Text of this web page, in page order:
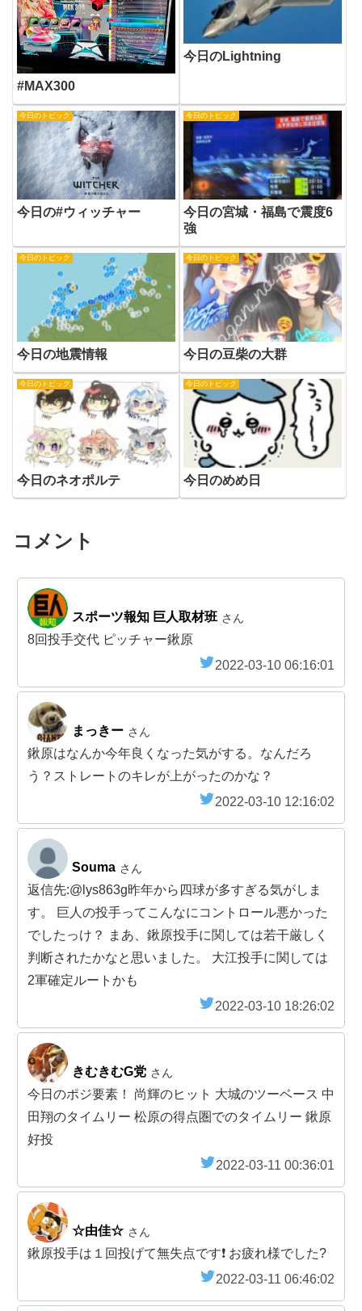
#MAX300
今日のLightning
今日のトピック
今日の#ウィッチャー
今日のトピック
今日の宮城・福島で震度6
強
今日のトピック
今日の地震情報
今日のトピック
今日の豆柴の大群
今日のトピック
今日のネオポルテ
今日のトピック
今日のめめ日
コメント
スポーツ報知 巨人取材班 さん
8回投手交代 ピッチャー鍬原
2022-03-10 06:16:01
まっきー さん
鍬原はなんか今年良くなった気がする。なんだろ
う？ストレートのキレが上がったのかな？
2022-03-10 12:16:02
Souma さん
返信先:@lys863g昨年から四球が多すぎる気がしま
す。 巨人の投手ってこんなにコントロール悪かった
でしたっけ？ まあ、鍬原投手に関しては若干厳しく
判断されたかなと思いました。 大江投手に関しては
2軍確定ルートかも
2022-03-10 18:26:02
きむきむG党 さん
今日のポジ要素！ 尚輝のヒット 大城のツーベース 中
田翔のタイムリー 松原の得点圏でのタイムリー 鍬原
好投
2022-03-11 00:36:01
☆由佳☆ さん
鍬原投手は１回投げて無失点です❗ お疲れ様でした?
2022-03-11 06:46:02